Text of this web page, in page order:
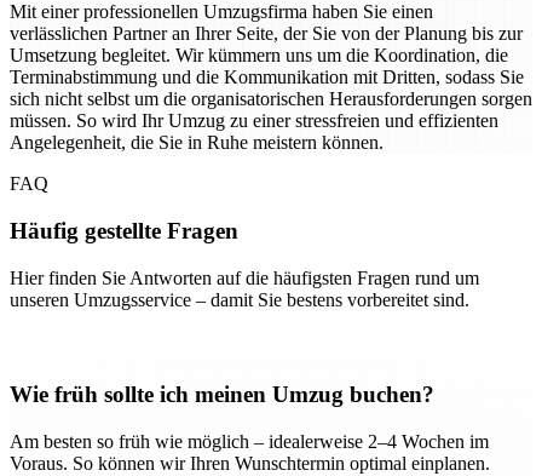
Mit einer professionellen Umzugsfirma haben Sie einen
verlässlichen Partner an Ihrer Seite, der Sie von der Planung bis zur
Umsetzung begleitet. Wir kümmern uns um die Koordination, die
Terminabstimmung und die Kommunikation mit Dritten, sodass Sie
sich nicht selbst um die organisatorischen Herausforderungen sorgen
müssen. So wird Ihr Umzug zu einer stressfreien und effizienten
Angelegenheit, die Sie in Ruhe meistern können.
FAQ
Häufig gestellte Fragen
Hier finden Sie Antworten auf die häufigsten Fragen rund um
unseren Umzugsservice – damit Sie bestens vorbereitet sind.
Wie früh sollte ich meinen Umzug buchen?
Am besten so früh wie möglich – idealerweise 2–4 Wochen im
Voraus. So können wir Ihren Wunschtermin optimal einplanen.